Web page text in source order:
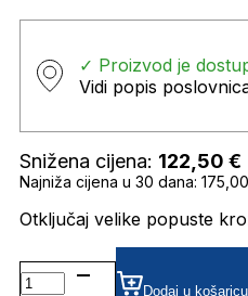
✓ Proizvod je
Vidi popis
Snižena cijena: 122,50 €
Najniža cijena u 30 dana:
Otključaj velike popuste
BL5085 SUNČANE
Dodaj u košaricu